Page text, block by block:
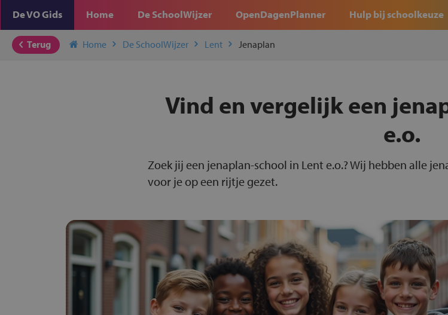
De VO Gids Home De SchoolWijzer OpenDagenPlanner Hulp bij schoolkeuze
Terug Home De SchoolWijzer Lent Jenaplan
Vind en vergelijk een
e.o.
Zoek jij een jenaplan-school in Lent e.o.? Wij hebben alle
voor je op een rijtje gezet.